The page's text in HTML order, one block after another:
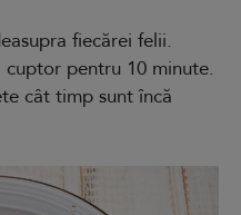
fiecărei felii.
pentru 10 minute.
cât timp sunt încă